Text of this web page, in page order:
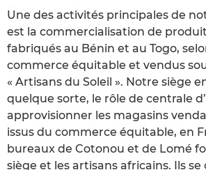
Une des activités principales de
est la commercialisation de
fabriqués au Bénin et au Togo,
commerce équitable et vendus
« Artisans du Soleil ». Notre siège
quelque sorte, le rôle de centrale
approvisionner les magasins
issus du commerce équitable, en
bureaux de Cotonou et de Lomé
siège et les artisans africains. Ils